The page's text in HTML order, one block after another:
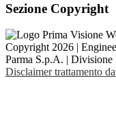
Sezione Copyright
Copyright 2026 |
Parma S.p.A. |
Disclaimer trattamento